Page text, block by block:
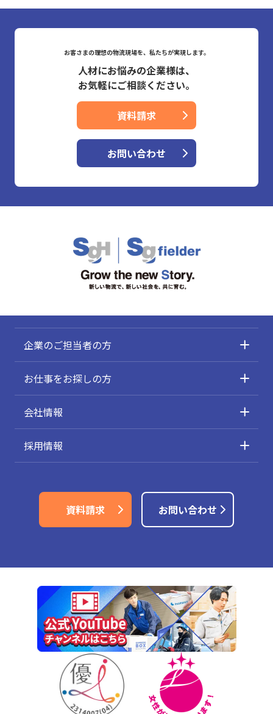
お客さまの理想の物流現場を、私たちが実現します。
人材にお悩みの企業様は、
お気軽にご相談ください。
資料請求
お問い合わせ
企業のご担当者の方
お仕事をお探しの方
会社情報
採用情報
資料請求 お問い合わせ